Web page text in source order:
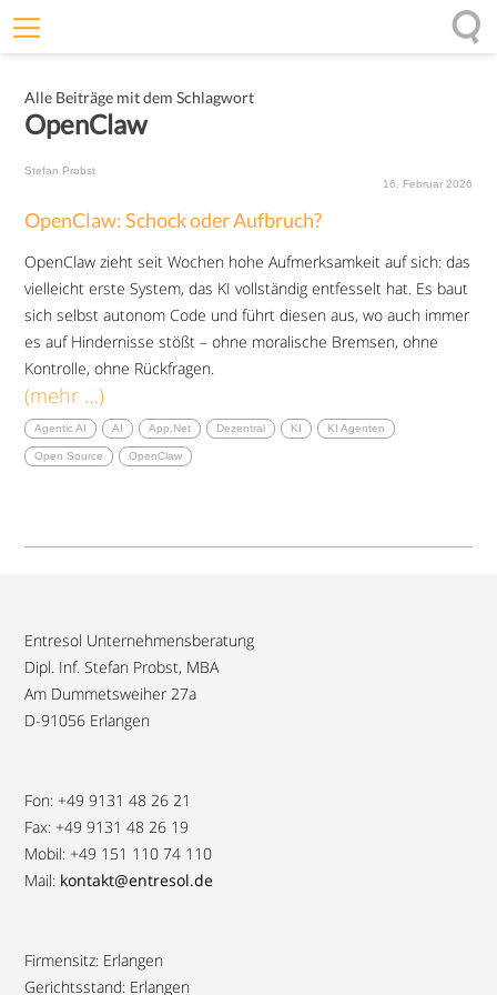
Offenheit
Ursprung
Impulse
Alle Beiträge mit dem Schlagwort
OpenClaw
Stefan Probst
16. Februar 2026
OpenClaw: Schock oder Aufbruch?
OpenClaw zieht seit Wochen hohe Aufmerksamkeit auf sich: das
vielleicht erste System, das KI vollständig entfesselt hat. Es baut
sich selbst autonom Code und führt diesen aus, wo auch immer
es auf Hindernisse stößt – ohne moralische Bremsen, ohne
Kontrolle, ohne Rückfragen.
(mehr …)
Agentic AI AI App.net Dezentral KI KI Agenten
Open Source OpenClaw
Entresol Unternehmensberatung
Dipl. Inf. Stefan Probst, MBA
Am Dummetsweiher 27a
D-91056 Erlangen
Fon: +49 9131 48 26 21
Fax: +49 9131 48 26 19
Mobil: +49 151 110 74 110
Mail: kontakt@entresol.de
Firmensitz: Erlangen
Gerichtsstand: Erlangen